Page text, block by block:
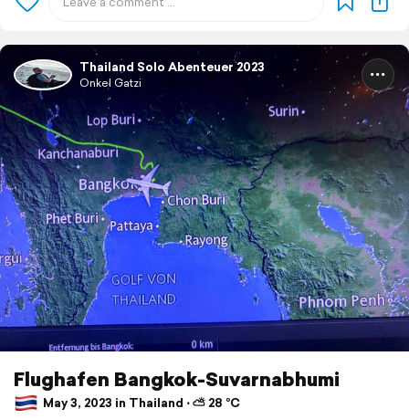
Thailand Solo Abenteuer 2023
Onkel Gatzi
Flughafen Bangkok-Suvarnabhumi
May 3, 2023 in Thailand ⋅ ⛅ 28 °C